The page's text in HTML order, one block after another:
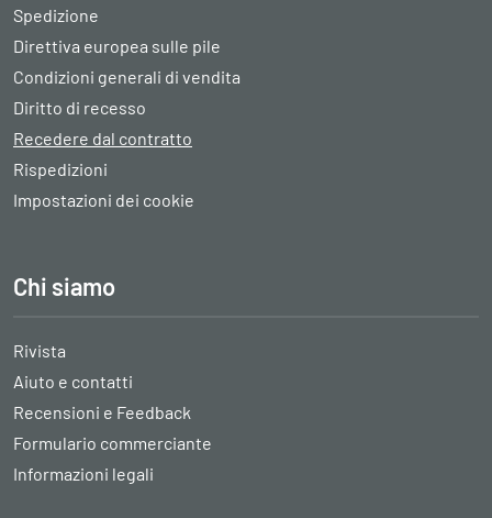
Spedizione
Direttiva europea sulle pile
Condizioni generali di vendita
Diritto di recesso
Recedere dal contratto
Rispedizioni
Impostazioni dei cookie
Chi siamo
Rivista
Aiuto e contatti
Recensioni e Feedback
Formulario commerciante
Informazioni legali